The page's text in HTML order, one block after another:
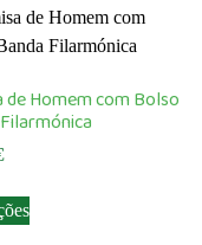
de Homem com Bolso
product